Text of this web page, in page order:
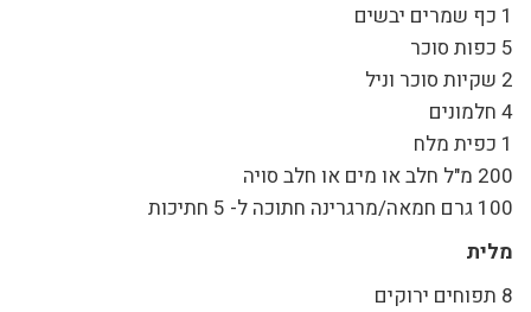
1 כף שמרים יבשים
5 כפות סוכר
2 שקיות סוכר וניל
4 חלמונים
1 כפית מלח
200 מ"ל חלב או מים או חלב סויה
100 גרם חמאה/מרגרינה חתוכה ל- 5 חתיכות
מלית
8 תפוחים ירוקים